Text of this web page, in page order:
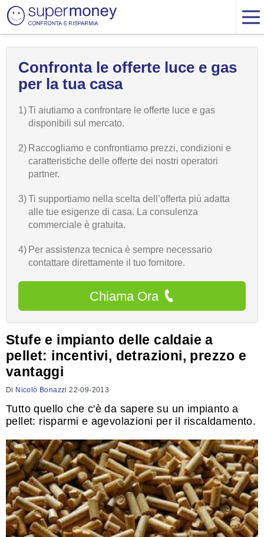
Confronta le offerte luce e gas
per la tua casa
1)Ti aiutiamo a confrontare le offerte luce e gas
disponibili sul mercato.
2) Raccogliamo e confrontiamo prezzi, condizioni e
caratteristiche delle offerte dei nostri operatori
partner.
3)Ti supportiamo nella scelta dell’offerta più adatta
alle tue esigenze di casa. La consulenza
commerciale è gratuita.
4) Per assistenza tecnica è sempre necessario
contattare direttamente il tuo fornitore.
Chiama Ora
Stufe e impianto delle caldaie a
pellet: incentivi, detrazioni, prezzo e
vantaggi
Di Nicolò Bonazzi 22-09-2013
Tutto quello che c'è da sapere su un impianto a
pellet: risparmi e agevolazioni per il riscaldamento.